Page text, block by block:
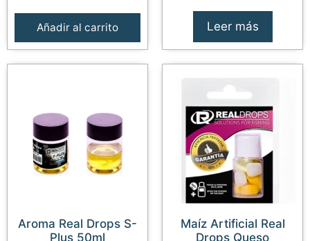
Añadir al carrito Leer más
Aroma Real Drops S-
Plus 50ml
Maíz Artificial Real
Drops Queso